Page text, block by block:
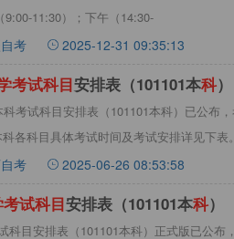
11:30）；下午（14:30-
考 2025-12-31 09:35:13
考试科目安排表（101101本科）
考试科目安排表（101101本科）已公布
各科目具体考试时间及考试安排详见下表
考 2025-06-26 08:53:58
考试科目安排表（101101本科）
科目安排表（101101本科）正式版已公布